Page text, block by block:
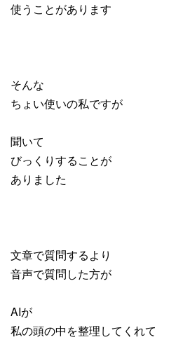
使うことがあります
そんな
ちょい使いの私ですが
聞いて
びっくりすることが
ありました
文章で質問するより
音声で質問した方が
AIが
私の頭の中を整理してくれて